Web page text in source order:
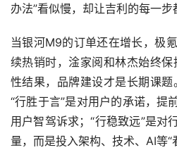
办法”看似慢，却让吉利的每一步
当银河M9的订单还在增长，极
续热销时，淦家阅和林杰始终
性结果，品牌建设才是长期课题
“行胜于言”是对用户的承诺，提
用户智驾诉求；“行稳致远”是对
量，而是投入架构、技术、AI等“